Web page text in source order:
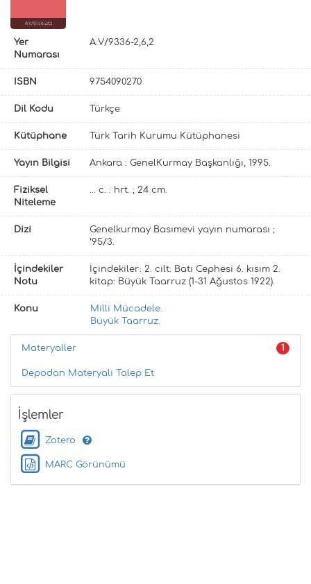
A.V/9336-2,6,2
Yer
Numarası
A.V/9336-2,6,2
ISBN 9754090270
Dil Kodu Türkçe
Kütüphane Türk Tarih Kurumu Kütüphanesi
Yayın Bilgisi Ankara : GenelKurmay Başkanlığı, 1995.
Fiziksel
Niteleme
... c. : hrt. ; 24 cm.
Dizi
Genelkurmay Basımevi yayın numarası ;
‘95/3.
İçindekiler
Notu
İçindekiler: 2. cilt: Batı Cephesi 6. kısım 2.
kitap: Büyük Taarruz (1-31 Ağustos 1922).
Konu
Milli Mücadele.
Büyük Taarruz.
1
Materyaller
Depodan Materyali Talep Et
İşlemler
Zotero
MARC Görünümü